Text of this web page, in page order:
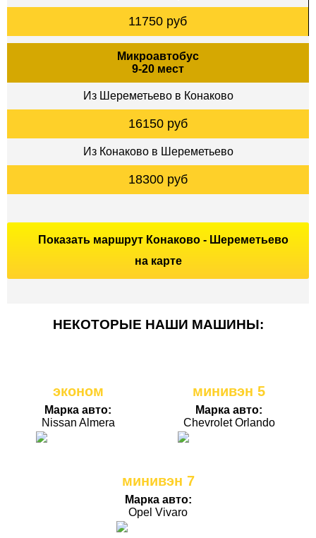
11750 руб
Микроавтобус
9-20 мест
Из Шереметьево в Конаково
16150 руб
Из Конаково в Шереметьево
18300 руб
Показать маршрут Конаково - Шереметьево
на карте
НЕКОТОРЫЕ НАШИ МАШИНЫ:
эконом
Марка авто:
Nissan Almera
минивэн 5
Марка авто:
Chevrolet Orlando
минивэн 7
Марка авто:
Opel Vivaro